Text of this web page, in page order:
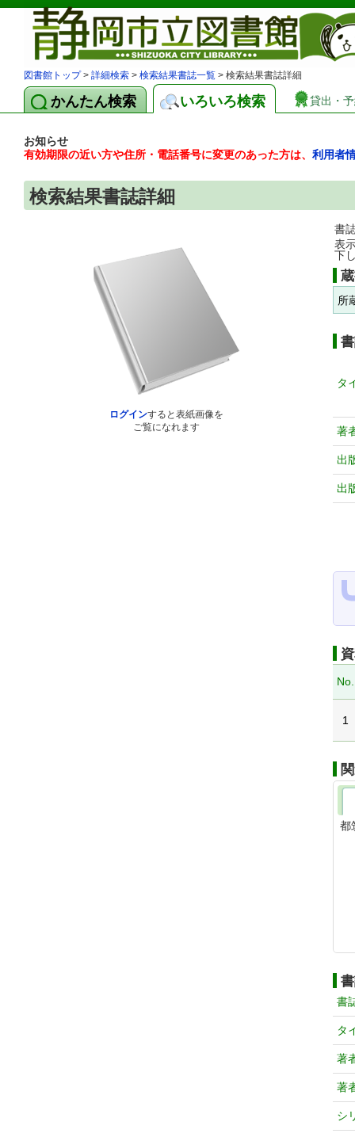
図書館トップ> 詳細検索 > 検索結果書誌一覧 > 検索結果書誌詳細
かんたん検索 いろいろ検索 貸出・
お知らせ
有効期限の近い方や住所・電話番号に変更のあった方は、 利用者
検索結果書誌詳細
ログインすると表紙画像を
ご覧になれます
書
表
下
所
タ
著
出
出
No.
1
都
書
タ
著
著
シ